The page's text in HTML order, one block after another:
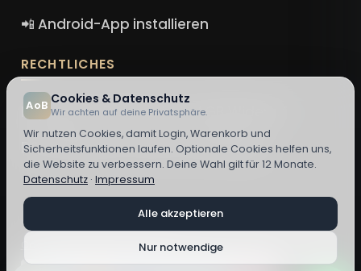
📲 Android-App installieren
RECHTLICHES
Impressum Datenschutz AGB
DSA-Erklärung Cookie-Einstellungen
© 2026 Nora El Hindi - Art of Beauty ·
Cookie-Einstellungen ändern
AoB Cookies & Datenschutz
Wir achten auf deine Privatsphäre.
Wir nutzen Cookies, damit Login, Warenkorb und
Sicherheitsfunktionen laufen. Optionale Cookies helfen uns,
die Website zu verbessern. Deine Wahl gilt für 12 Monate.
Datenschutz · Impressum
Alle akzeptieren
Nur notwendige